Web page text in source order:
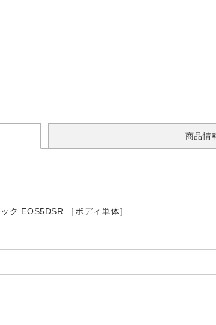
商品情
ク EOS5DSR ［ボディ単体］